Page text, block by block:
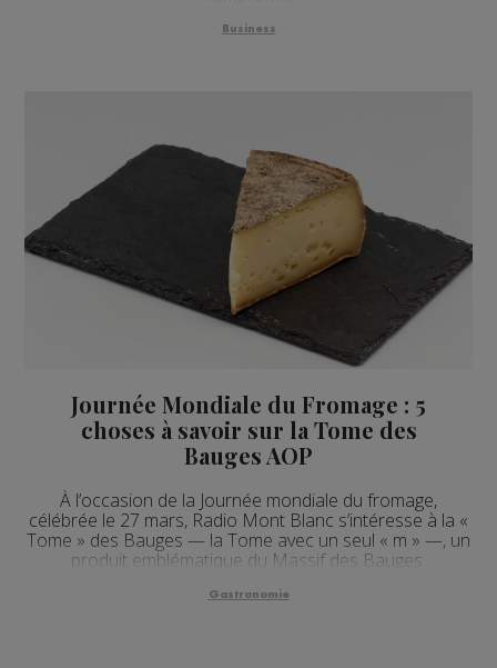
Business
Journée Mondiale du Fromage : 5
choses à savoir sur la Tome des
Bauges AOP
À l’occasion de la Journée mondiale du fromage,
célébrée le 27 mars, Radio Mont Blanc s’intéresse à la «
Tome » des Bauges — la Tome avec un seul « m » —, un
produit emblématique du Massif des Bauges.
Gastronomie